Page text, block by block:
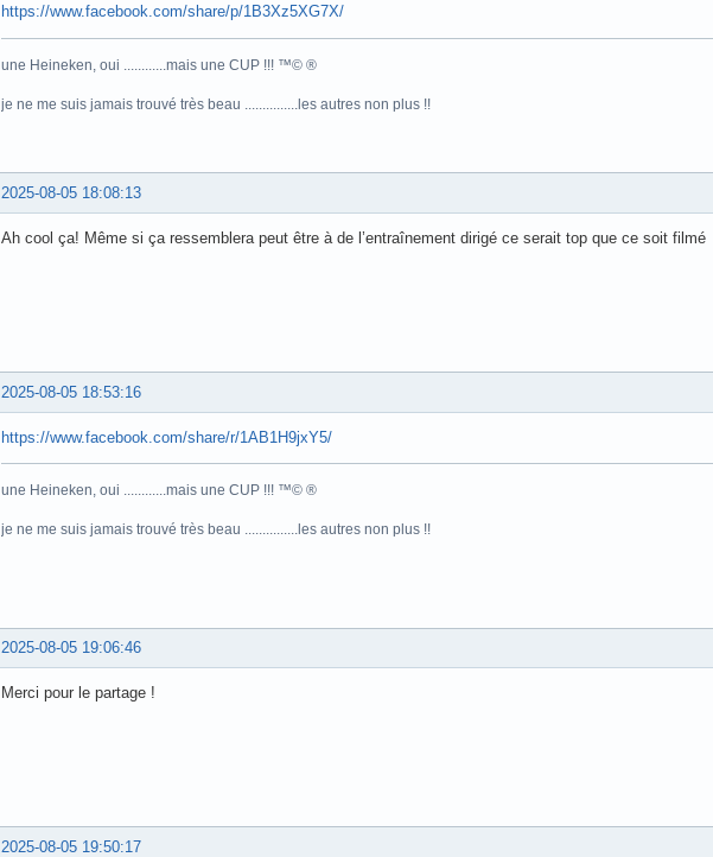
https://www.facebook.com/share/p/1B3Xz5XG7X/
une Heineken, oui ............mais une CUP !!! ™© ®
je ne me suis jamais trouvé très beau ...............les autres non plus !!
2025-08-05 18:08:13
Ah cool ça! Même si ça ressemblera peut être à de l’entraînement dirigé ce serait top que ce soit filmé
2025-08-05 18:53:16
https://www.facebook.com/share/r/1AB1H9jxY5/
une Heineken, oui ............mais une CUP !!! ™© ®
je ne me suis jamais trouvé très beau ...............les autres non plus !!
2025-08-05 19:06:46
Merci pour le partage !
2025-08-05 19:50:17